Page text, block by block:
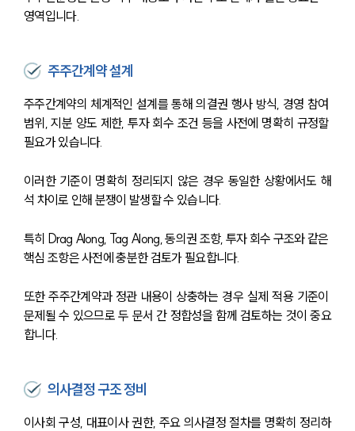
영역입니다.
주주간계약 설계
주주간계약의 체계적인 설계를 통해 의결권 행사 방식, 경영 참여
범위, 지분 양도 제한, 투자 회수 조건 등을 사전에 명확히 규정할
필요가 있습니다.
이러한 기준이 명확히 정리되지 않은 경우 동일한 상황에서도 해
석 차이로 인해 분쟁이 발생할 수 있습니다.
특히 Drag Along, Tag Along, 동의권 조항, 투자 회수 구조와 같은
핵심 조항은 사전에 충분한 검토가 필요합니다.
또한 주주간계약과 정관 내용이 상충하는 경우 실제 적용 기준이
문제될 수 있으므로 두 문서 간 정합성을 함께 검토하는 것이 중요
합니다.
의사결정 구조 정비
이사회 구성, 대표이사 권한, 주요 의사결정 절차를 명확히 정리하